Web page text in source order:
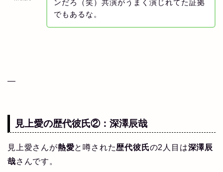
ンだろ（笑）共演がうまく演じれてた証拠
でもあるな。
—
見上愛の歴代彼氏②： 深澤辰哉
見上愛さんが熱愛と噂された歴代彼氏の2人目は深澤辰
哉さんです。